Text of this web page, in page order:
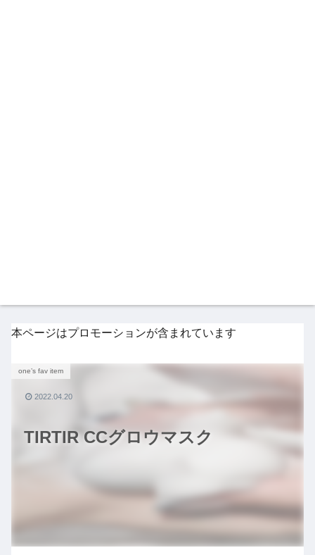
本ページはプロモーションが含まれています
TIRTIR CCグロウマスク
one’s fav item
2022.04.20